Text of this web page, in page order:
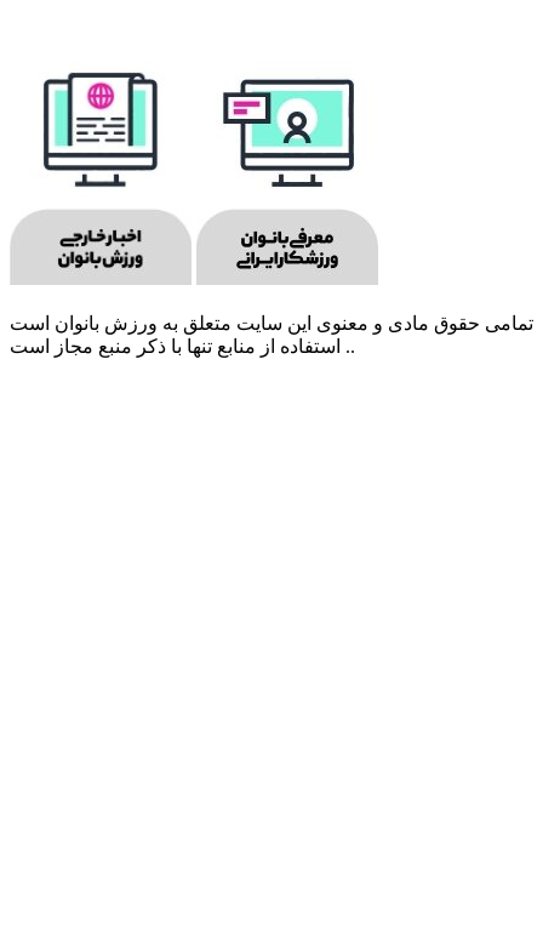
تمامی حقوق مادی و معنوی این سایت متعلق به ورزش بانوان است
. استفاده از منابع تنها با ذکر منبع مجاز است.